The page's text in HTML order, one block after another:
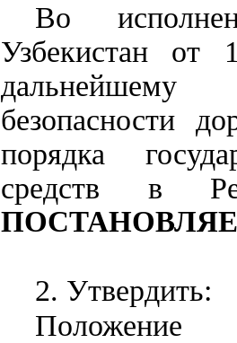
Во
Узбекистан
дальнейшему
безопасности
порядка
средств в
2. Утвердить:
Положение